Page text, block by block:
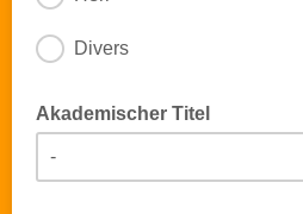
Divers
Akademischer Titel